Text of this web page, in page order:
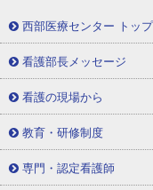
西部医療センター トップ
看護部長メッセージ
看護の現場から
教育・研修制度
専門・認定看護師